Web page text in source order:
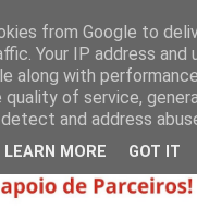
from Google to
Your IP address and
along with
of service,
and address
LEARN MORE GOT IT